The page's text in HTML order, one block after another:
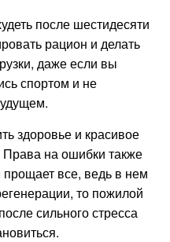
после шестидесяти
рацион и делать
даже если вы
спортом и не
здоровье и красивое
Права на ошибки также
все, ведь в нем
то пожилой
сильного стресса